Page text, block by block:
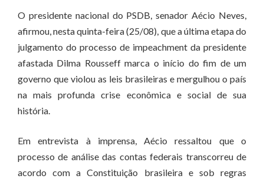
O presidente nacional do PSDB, senador Aécio Neves,
afirmou, nesta quinta-feira (25/08), que a última etapa do
julgamento do processo de impeachment da presidente
afastada Dilma Rousseff marca o início do fim de um
governo que violou as leis brasileiras e mergulhou o país
na mais profunda crise econômica e social de sua
história.
Em entrevista à imprensa, Aécio ressaltou que o
processo de análise das contas federais transcorreu de
acordo com a Constituição brasileira e sob regras